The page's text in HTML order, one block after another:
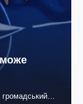
може
громадський